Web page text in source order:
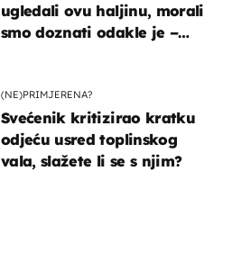
ugledali ovu haljinu, morali
smo doznati odakle je –
(NE)PRIMJERENA?
Svećenik kritizirao kratku
odjeću usred toplinskog
vala, slažete li se s njim?